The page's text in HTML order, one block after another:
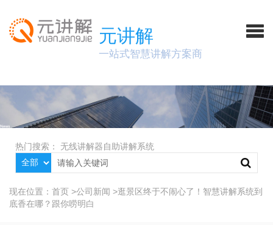
元讲解
一站式智慧讲解方案商
热门搜索： 无线讲解器自助讲解系统
现在位置： 首页 >公司新闻 >逛景区终于不闹心了！智慧讲解系统到
底香在哪？跟你唠明白